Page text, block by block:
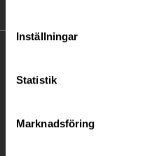
Inställningar
Statistik
Marknadsföring
Telefon:08-677 70 10